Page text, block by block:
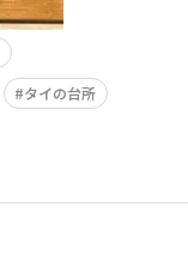
タイの台所